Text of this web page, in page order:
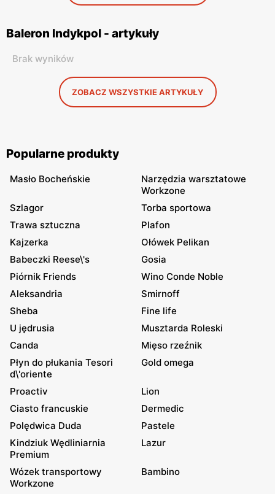
Baleron Indykpol - artykuły
Brak wyników
ZOBACZ WSZYSTKIE ARTYKUŁY
Popularne produkty
Masło Bocheńskie
Narzędzia warsztatowe
Workzone
Szlagor
Torba sportowa
Trawa sztuczna
Plafon
Kajzerka
Ołówek Pelikan
Babeczki Reese\'s
Gosia
Piórnik Friends
Wino Conde Noble
Aleksandria
Smirnoff
Sheba
Fine life
U jędrusia
Musztarda Roleski
Canda
Mięso rzeźnik
Płyn do płukania Tesori
d\'oriente
Gold omega
Proactiv
Lion
Ciasto francuskie
Dermedic
Polędwica Duda
Pastele
Kindziuk Wędliniarnia
Premium
Lazur
Wózek transportowy
Workzone
Bambino